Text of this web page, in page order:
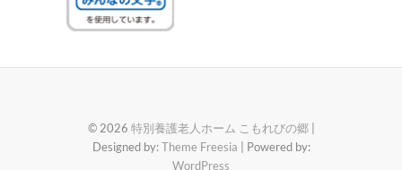
© 2026 特別養護老人ホーム こもれびの郷|
Designed by:Theme Freesia | Powered by:
WordPress